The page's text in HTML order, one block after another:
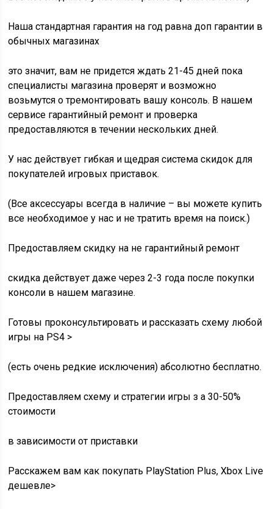
Наша стандартная гарантия на год равна доп гарантии в
обычных магазинах
это значит, вам не придется ждать 21-45 дней пока
специалисты магазина проверят и возможно
возьмутся о тремонтировать вашу консоль. В нашем
сервисе гарантийный ремонт и проверка
предоставляются в течении нескольких дней.
У нас действует гибкая и щедрая система скидок для
покупателей игровых приставок.
(Все аксессуары всегда в наличие – вы можете купить
все необходимое у нас и не тратить время на поиск.)
Предоставляем скидку на не гарантийный ремонт
скидка действует даже через 2-3 года после покупки
консоли в нашем магазине.
Готовы проконсультировать и рассказать схему любой
игры на PS4 >
(есть очень редкие исключения) абсолютно бесплатно.
Предоставляем схему и стратегии игры з а 30-50%
стоимости
в зависимости от приставки
Расскажем вам как покупать PlayStation Plus, Xbox Live
дешевле>